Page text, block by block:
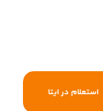
استعلام در ایتا